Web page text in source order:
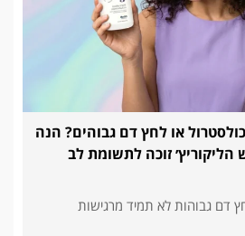
או לחץ דם גבוהים? הנה
זוכה לתשומת לב
דם גבוהות לא תמיד מרגישות